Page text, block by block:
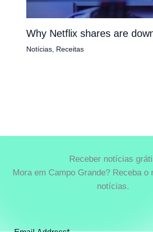
Why Netflix shares are
Notícias, Receitas
Receber notícias
Mora em Campo Grande? Receba o
notícias.